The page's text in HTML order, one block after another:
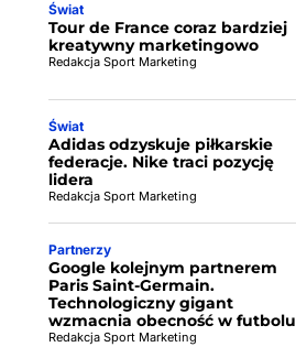
Świat
Tour de France coraz bardziej
kreatywny marketingowo
Redakcja Sport Marketing
Świat
Adidas odzyskuje piłkarskie
federacje. Nike traci pozycję
lidera
Redakcja Sport Marketing
Partnerzy
Google kolejnym partnerem
Paris Saint-Germain.
Technologiczny gigant
wzmacnia obecność w futbolu
Redakcja Sport Marketing